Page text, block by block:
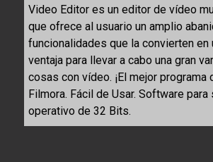
Video Editor es un editor de vídeo
que ofrece al usuario un amplio
funcionalidades que la convierten en
ventaja para llevar a cabo una gran
cosas con vídeo. ¡El mejor programa
Filmora. Fácil de Usar. Software
operativo de 32 Bits.